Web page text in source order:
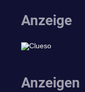
Anzeige
Anzeigen